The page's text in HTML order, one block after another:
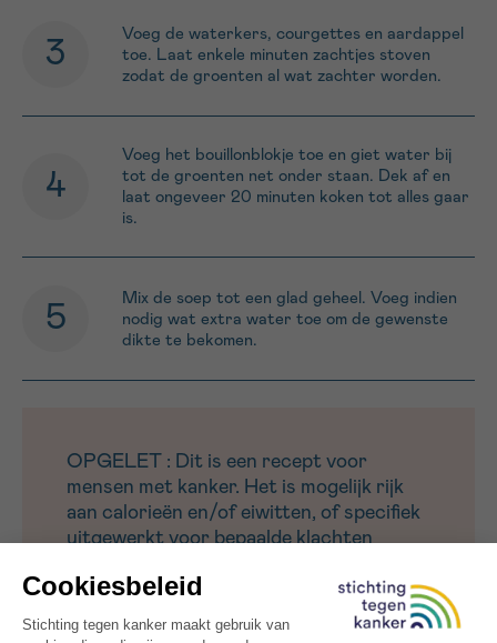
Voeg de waterkers, courgettes en aardappel
toe. Laat enkele minuten zachtjes stoven
zodat de groenten al wat zachter worden.
Voeg het bouillonblokje toe en giet water bij
tot de groenten net onder staan. Dek af en
laat ongeveer 20 minuten koken tot alles gaar
is.
Mix de soep tot een glad geheel. Voeg indien
nodig wat extra water toe om de gewenste
dikte te bekomen.
OPGELET : Dit is een recept voor
mensen met kanker. Het is mogelijk rijk
aan calorieën en/of eiwitten, of specifiek
uitgewerkt voor bepaalde klachten
smaakwijziging, vermoeidheid).